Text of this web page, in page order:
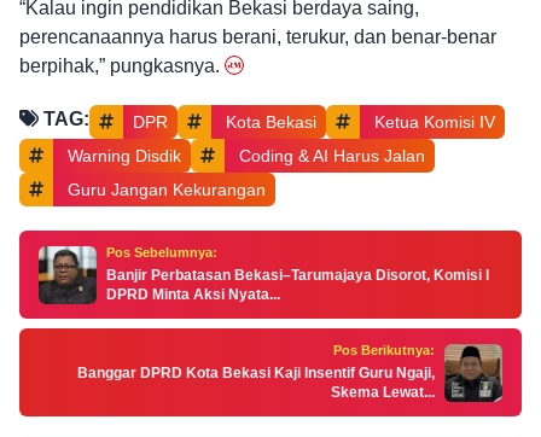
“Kalau ingin pendidikan Bekasi berdaya saing,
perencanaannya harus berani, terukur, dan benar-benar
berpihak,” pungkasnya.
TAG: DPR Kota Bekasi
Ketua Komisi IV
Warning Disdik
Coding & AI Harus Jalan
Guru Jangan Kekurangan
Pos Sebelumnya:
Banjir Perbatasan Bekasi–Tarumajaya Disorot, Komisi I
DPRD Minta Aksi Nyata...
Pos Berikutnya:
Banggar DPRD Kota Bekasi Kaji Insentif Guru Ngaji,
Skema Lewat...